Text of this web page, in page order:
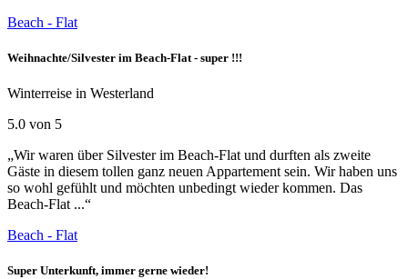
Beach - Flat
Weihnachte/Silvester im Beach-Flat - super !!!
Winterreise in Westerland
5.0 von 5
„Wir waren über Silvester im Beach-Flat und durften als zweite
Gäste in diesem tollen ganz neuen Appartement sein. Wir haben uns
so wohl gefühlt und möchten unbedingt wieder kommen. Das
Beach-Flat ...“
Beach - Flat
Super Unterkunft, immer gerne wieder!